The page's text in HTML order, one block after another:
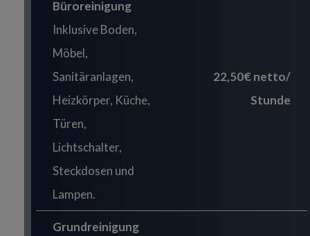
Büroreinigung
Inklusive Boden,
Möbel,
Sanitäranlagen,
Heizkörper, Küche,
Türen,
Lichtschalter,
Steckdosen und
Lampen.
22,50€ netto/
Stunde
Grundreinigung